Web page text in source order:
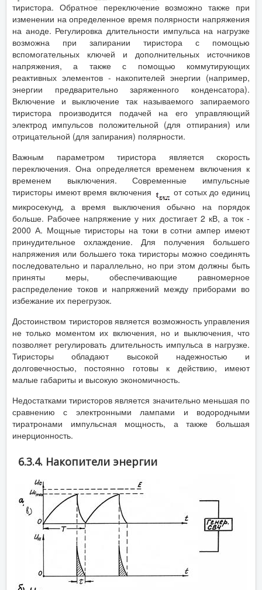
тиристора. Обратное переключение возможно также при
изменении на определенное время полярности напряжения
на аноде. Регулировка длительности импульса на нагрузке
возможна при запирании тиристора с помощью
вспомогательных ключей и дополнительных источников
напряжения, а также с помощью коммутирующих
реактивных элементов - накопителей энергии (например,
энергии предварительно заряженного конденсатора).
Включение и выключение так называемого запираемого
тиристора производится подачей на его управляющий
электрод импульсов положительной (для отпирания) или
отрицательной (для запирания) полярности.
Важным параметром тиристора является скорость
переключения. Она определяется временем включения к
временем выключения. Современные импульсные
тиристоры имеют время включения
от сотых до единиц
микросекунд, а время выключения обычно на порядок
больше. Рабочее напряжение у них достигает 2 кВ, а ток -
2000 А. Мощные тиристоры на токи в сотни ампер имеют
принудительное охлаждение. Для получения большего
напряжения или большего тока тиристоры можно соединять
последовательно и параллельно, но при этом должны быть
приняты меры, обеспечивающие равномерное
распределение токов и напряжений между приборами во
избежание их перегрузок.
Достоинством тиристоров является возможность управления
не только моментом их включения, но и выключения, что
позволяет регулировать длительность импульса в нагрузке.
Тиристоры обладают высокой надежностью и
долговечностью, постоянно готовы к действию, имеют
малые габариты и высокую экономичность.
Недостатками тиристоров является значительно меньшая по
сравнению с электронными лампами и водородными
тиратронами импульсная мощность, а также большая
инерционность.
6.3.4. Накопители энергии